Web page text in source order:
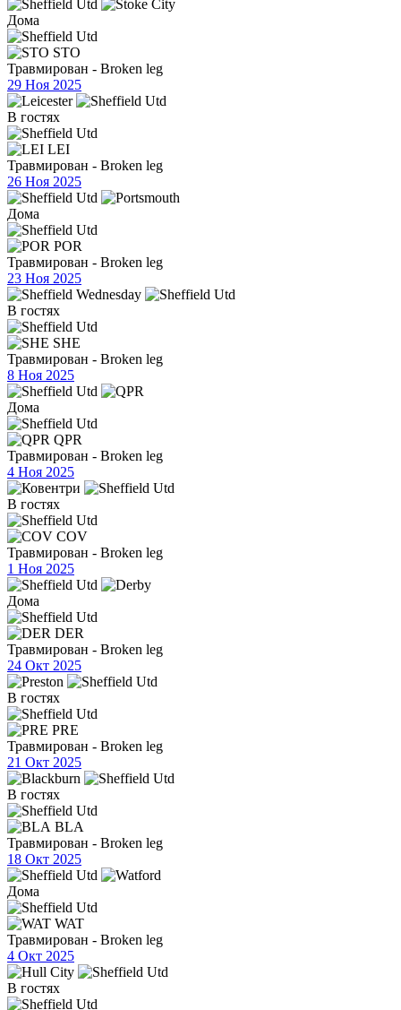
Дома
STO
Травмирован - Broken leg
29 Ноя 2025
В гостях
LEI
Травмирован - Broken leg
26 Ноя 2025
Дома
POR
Травмирован - Broken leg
23 Ноя 2025
В гостях
SHE
Травмирован - Broken leg
8 Ноя 2025
Дома
QPR
Травмирован - Broken leg
4 Ноя 2025
В гостях
COV
Травмирован - Broken leg
1 Ноя 2025
Дома
DER
Травмирован - Broken leg
24 Окт 2025
В гостях
PRE
Травмирован - Broken leg
21 Окт 2025
В гостях
BLA
Травмирован - Broken leg
18 Окт 2025
Дома
WAT
Травмирован - Broken leg
4 Окт 2025
В гостях